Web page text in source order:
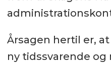
Årsagen hertil er,
ny tidssvarende